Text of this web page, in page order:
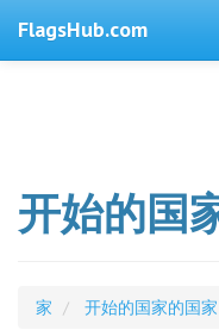
FlagsHub.com
开始的国
家 开始的国家的国家